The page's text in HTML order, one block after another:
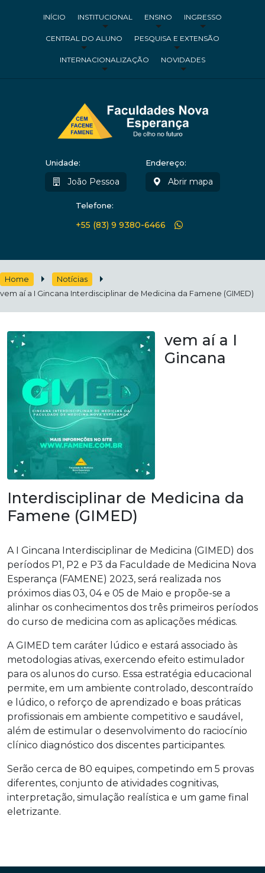
INÍCIO INSTITUCIONAL ENSINO INGRESSO
CENTRAL DO ALUNO PESQUISA E EXTENSÃO
INTERNACIONALIZAÇÃO NOVIDADES
Unidade:
João Pessoa
Endereço:
Abrir mapa
Telefone:
+55 (83) 9 9380-6466
Home
Notícias
vem aí a I Gincana Interdisciplinar de Medicina da Famene (GIMED)
vem aí a I
Gincana
Interdisciplinar de Medicina da
Famene (GIMED)
A I Gincana Interdisciplinar de Medicina (GIMED) dos
períodos P1, P2 e P3 da Faculdade de Medicina Nova
Esperança (FAMENE) 2023, será realizada nos
próximos dias 03, 04 e 05 de Maio e propõe-se a
alinhar os conhecimentos dos três primeiros períodos
do curso de medicina com as aplicações médicas.
A GIMED tem caráter lúdico e estará associado às
metodologias ativas, exercendo efeito estimulador
para os alunos do curso. Essa estratégia educacional
permite, em um ambiente controlado, descontraído
e lúdico, o reforço de aprendizado e boas práticas
profissionais em ambiente competitivo e saudável,
além de estimular o desenvolvimento do raciocínio
clínico diagnóstico dos discentes participantes.
Serão cerca de 80 equipes, competindo em 5 provas
diferentes, conjunto de atividades cognitivas,
interpretação, simulação realística e um game final
eletrizante.